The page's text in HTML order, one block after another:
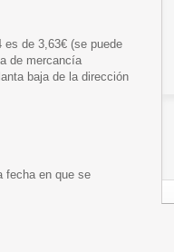
es de 3,63€ (se puede
de mercancía
baja de la dirección
fecha en que se